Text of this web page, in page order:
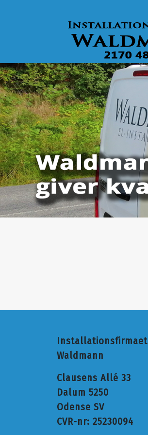
Installationsfirmaet
Waldmann
Clausens Allé 33
Dalum 5250
Odense SV
CVR-nr: 25230094